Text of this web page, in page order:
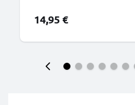
14,95 €